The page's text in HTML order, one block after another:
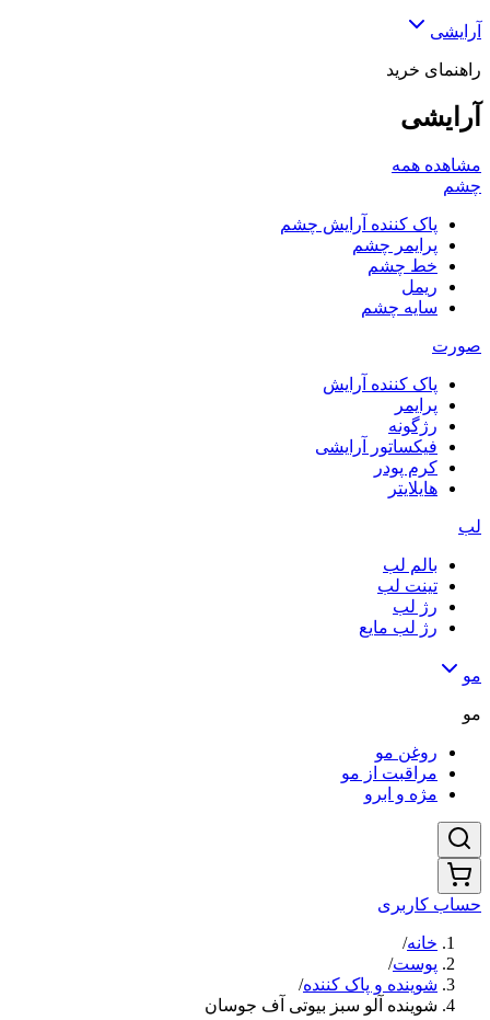
آرایشی
راهنمای خرید
آرایشی
مشاهده همه
چشم
پاک کننده آرایش چشم
پرایمر چشم
خط چشم
ریمل
سایه چشم
صورت
پاک کننده آرایش
پرایمر
رژگونه
فیکساتور آرایشی
کرم پودر
هایلایتر
لب
بالم لب
تینت لب
رژ لب
رژ لب مایع
مو
مو
روغن مو
مراقبت از مو
مژه و ابرو
حساب کاربری
خانه/
پوست/
شوینده و پاک کننده/
شوینده آلو سبز بیوتی آف جوسان